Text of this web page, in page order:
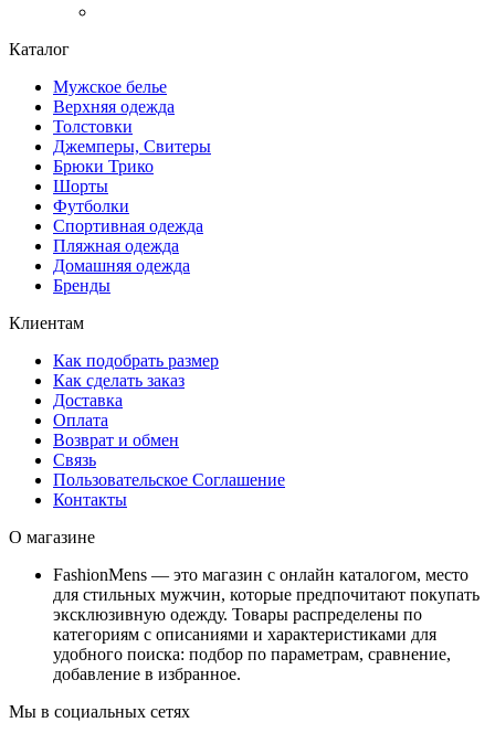
Каталог
Мужское белье
Верхняя одежда
Толстовки
Джемперы, Свитеры
Брюки Трико
Шорты
Футболки
Спортивная одежда
Пляжная одежда
Домашняя одежда
Бренды
Клиентам
Как подобрать размер
Как сделать заказ
Доставка
Оплата
Возврат и обмен
Связь
Пользовательское Соглашение
Контакты
О магазине
FashionMens — это магазин с онлайн каталогом, место
для стильных мужчин, которые предпочитают покупать
эксклюзивную одежду. Товары распределены по
категориям с описаниями и характеристиками для
удобного поиска: подбор по параметрам, сравнение,
добавление в избранное.
Мы в социальных сетях